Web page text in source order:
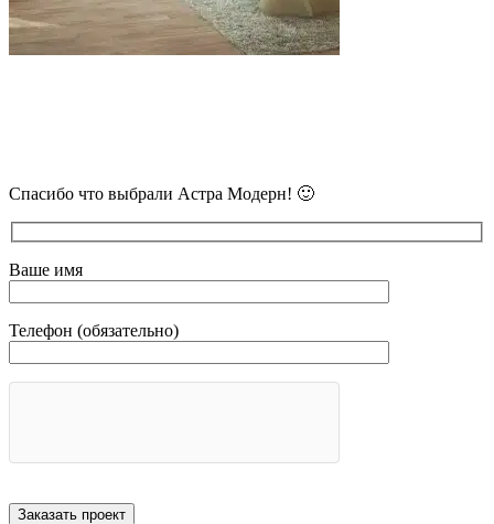
Спасибо что выбрали Астра Модерн! 🙂
Ваше имя
Телефон (обязательно)